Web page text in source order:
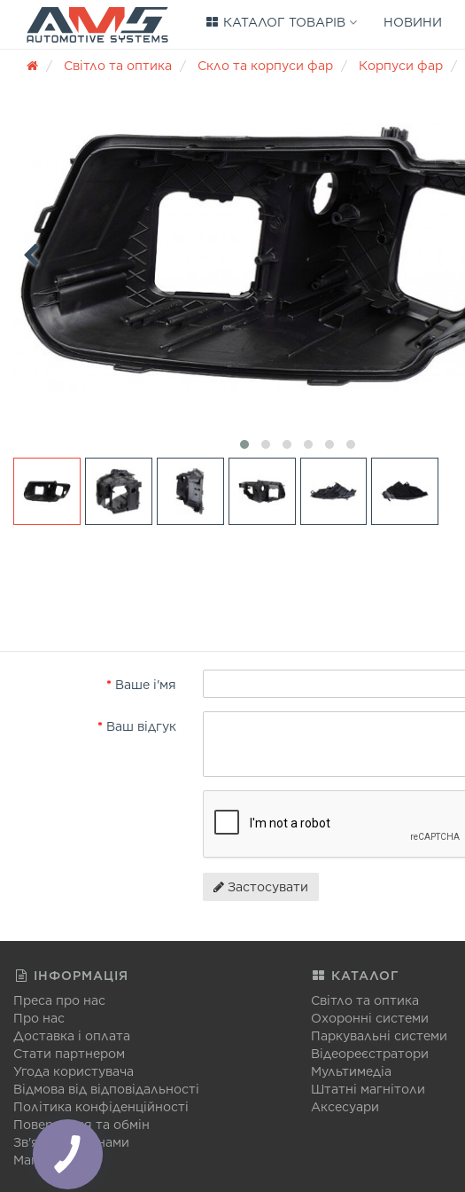
КАТАЛОГ ТОВАРІВ НОВИНИ
Світло та оптика Скло та корпуси фар Корпуси фар
Ваше і'мя
Ваш відгук
Застосувати
ІНФОРМАЦІЯ
Преса про нас
Про нас
Доставка і оплата
Стати партнером
Угода користувача
Відмова від відповідальності
Політика конфіденційності
Повернення та обмін
Зв'язатися з нами
Мапа сайту
КАТАЛОГ
Світло та оптика
Охоронні системи
Паркувальні системи
Відеореєстратори
Мультимедіа
Штатні магнітоли
Аксесуари